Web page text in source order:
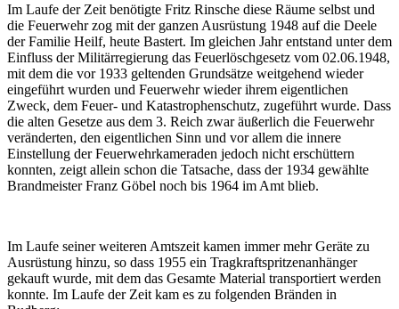
Im Laufe der Zeit benötigte Fritz Rinsche diese Räume selbst und
die Feuerwehr zog mit der ganzen Ausrüstung 1948 auf die Deele
der Familie Heilf, heute Bastert. Im gleichen Jahr entstand unter dem
Einfluss der Militärregierung das Feuerlöschgesetz vom 02.06.1948,
mit dem die vor 1933 geltenden Grundsätze weitgehend wieder
eingeführt wurden und Feuerwehr wieder ihrem eigentlichen
Zweck, dem Feuer- und Katastrophenschutz, zugeführt wurde. Dass
die alten Gesetze aus dem 3. Reich zwar äußerlich die Feuerwehr
veränderten, den eigentlichen Sinn und vor allem die innere
Einstellung der Feuerwehrkameraden jedoch nicht erschüttern
konnten, zeigt allein schon die Tatsache, dass der 1934 gewählte
Brandmeister Franz Göbel noch bis 1964 im Amt blieb.
Im Laufe seiner weiteren Amtszeit kamen immer mehr Geräte zu
Ausrüstung hinzu, so dass 1955 ein Tragkraftspritzenanhänger
gekauft wurde, mit dem das Gesamte Material transportiert werden
konnte. Im Laufe der Zeit kam es zu folgenden Bränden in